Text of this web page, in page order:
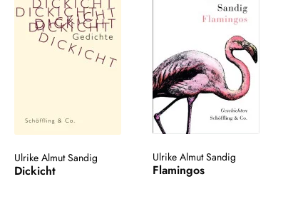
Ulrike Almut Sandig
Dickicht
Ulrike Almut Sandig
Flamingos